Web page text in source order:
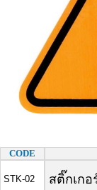
CODE
STK-02 สติ๊กเกอ